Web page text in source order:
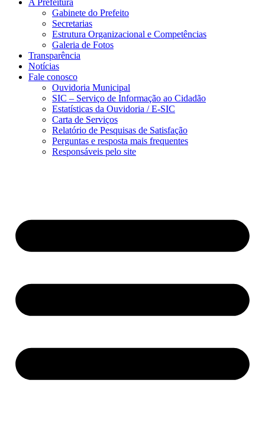
Gabinete do Prefeito
Secretarias
Estrutura Organizacional e Competências
Galeria de Fotos
Transparência
Notícias
Fale conosco
Ouvidoria Municipal
SIC – Serviço de Informação ao Cidadão
Estatísticas da Ouvidoria / E-SIC
Carta de Serviços
Relatório de Pesquisas de Satisfação
Perguntas e resposta mais frequentes
Responsáveis pelo site